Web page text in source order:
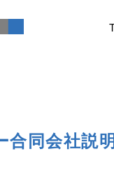
合同会社説